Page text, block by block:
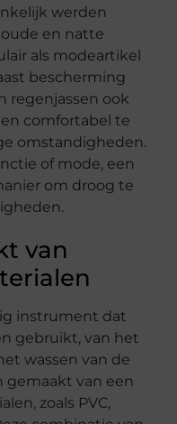
werden
en natte
als modeartikel
bescherming
regenjassen ook
comfortabel te
omstandigheden.
of mode, een
om droog te
van
instrument dat
gebruikt, van het
wassen van de
gemaakt van een
zoals PVC,